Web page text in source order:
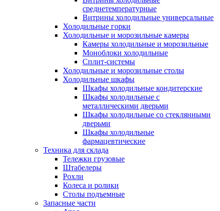
среднетемпературные
Витрины холодильные универсальные
Холодильные горки
Холодильные и морозильные камеры
Камеры холодильные и морозильные
Моноблоки холодильные
Сплит-системы
Холодильные и морозильные столы
Холодильные шкафы
Шкафы холодильные кондитерские
Шкафы холодильные с
металлическими дверьми
Шкафы холодильные со стеклянными
дверьми
Шкафы холодильные
фармацевтические
Техника для склада
Тележки грузовые
Штабелеры
Рохли
Колеса и ролики
Столы подъемные
Запасные части